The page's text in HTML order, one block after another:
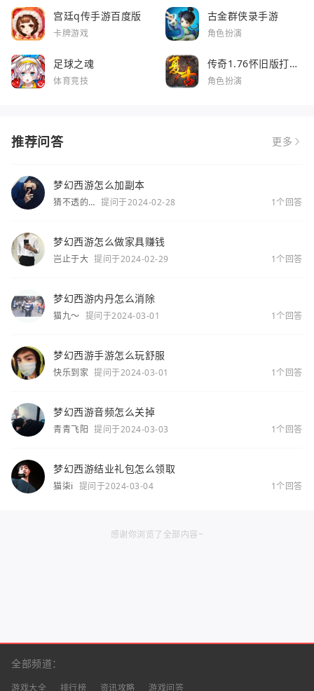
宫廷q传手游百度版
卡牌游戏
古金群侠录手游
角色扮演
足球之魂
体育竞技
传奇1.76怀旧版打金
服
角色扮演
推荐问答 更多
梦幻西游怎么加副本
猜不透的
提问于2024-02-28 1个回答
梦幻西游怎么做家具赚钱
岂止于大 提问于2024-02-29 1个回答
梦幻西游内丹怎么消除
猫九～ 提问于2024-03-01 1个回答
梦幻西游手游怎么玩舒服
快乐到家 提问于2024-03-01 1个回答
梦幻西游音频怎么关掉
青青飞阳 提问于2024-03-03 1个回答
梦幻西游结业礼包怎么领取
猫柒i 提问于2024-03-04 1个回答
感谢你浏览了全部内容~
全部频道：
游戏大全 排行榜 资讯攻略 游戏问答